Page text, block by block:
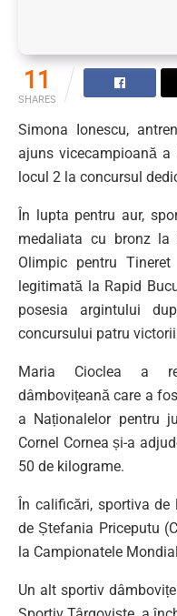
11
SHARES
Simona Ionescu,
ajuns vicecampioană
locul 2 la concursul
În lupta pentru aur,
medaliata cu bronz la
Olimpic pentru
legitimată la Rapid
posesia argintului
concursului patru
Maria Cioclea a
dâmbovițeană care a
a Naționalelor pentru
Cornel Cornea și-a
50 de kilograme.
În calificări, sportiva
de Ștefania Priceputu
la Campionatele
Un alt sportiv